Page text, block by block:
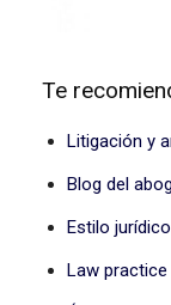
Te
Litigación y
Blog del
Estilo
Law